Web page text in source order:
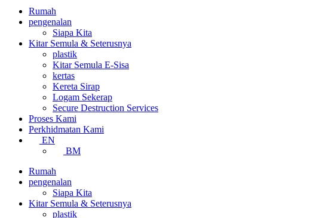
Rumah
pengenalan
Siapa Kita
Kitar Semula & Seterusnya
plastik
Kitar Semula E-Sisa
kertas
Kereta Sirap
Logam Sekerap
Secure Destruction Services
Proses Kami
Perkhidmatan Kami
EN
BM
Rumah
pengenalan
Siapa Kita
Kitar Semula & Seterusnya
plastik